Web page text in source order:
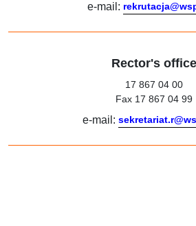
e-mail:
Rector's office
17 867 04 00
Fax 17 867 04 99
e-mail: